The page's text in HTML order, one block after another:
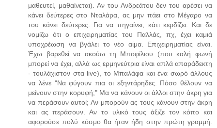
μαθευτεί, μαθαίνεται). Αν του Ανδρεάτου δεν του αρέσει να
κάνει δεύτερες στο Νταλάρα, ας μην πάει στο Μέγαρο να
του κάνει δεύτερες. Για να πηγαίνει, κάτι κερδίζει. Και δε
νομίζω ότι ο επιχειρηματίας του Παλλάς, πχ, έχει καμιά
υποχρέωση να βγάλει το νέο αίμα. Επιχειρηματίας είναι.
Έχω βαρεθεί να ακούω τη Μποφίλιου (που καλή φωνή
μπορεί να έχει, αλλά ως ερμηνεύτρια είναι απλά απαράδεκτη
- τουλάχιστον στα live), το Μπαλάφα και ένα σωρό άλλους
να λένε "Να φύγουν πια οι εξηντάρηδες. Πόσο θέλουν να
μείνουν στην κορυφή;" Μα να κάνουν οι άλλοι στην άκρη για
να περάσουν αυτοί; Αν μπορούν ας τους κάνουν στην άκρη
και ας περάσουν. Αν το υλικό τους άξιζε τον κόπο και
αφορούσε πολύ κόσμο θα ήταν ήδη στην πρώτη γραμμή.